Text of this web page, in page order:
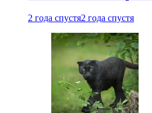
2 года спустя2 года спустя